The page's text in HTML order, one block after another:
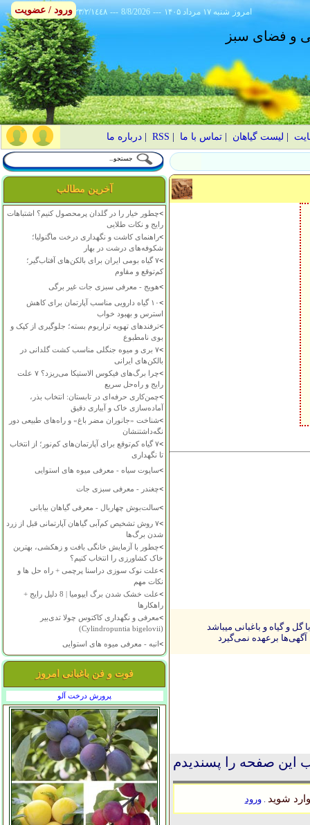
٢٣/٢/١٤٤٨ --- 8/8/2026 --- ۱۴۰۵ شنبه ۱۷ مرداد امروز
و فضای سبز
لیست گیاهان |تماس با ما RSS
|درباره ما
آخرین مطالب
>چطور خیار را در گلدان پرمحصول کنیم؟ اشتباهات
رایج و نکات طلایی
>راهنمای کاشت و نگهداری درخت ماگنولیا؛
شکوفه‌های درشت در بهار
>
۷ گیاه بومی ایران برای بالکن‌های آفتاب‌گیر؛
کم‌توقع و مقاوم
>هویج - معرفی سبزی جات غیر برگی
>
۱۰ گیاه دارویی مناسب آپارتمان برای کاهش
استرس و بهبود خواب
>ترفندهای تهویه تراریوم بسته؛ جلوگیری از کپک و
بوی نامطبوع
>
۷ بری و میوه جنگلی مناسب کشت گلدانی در
بالکن‌های ایرانی
>
چرا برگ‌های فیکوس الاستیکا می‌ریزد؟ ۷ علت
رایج و راه‌حل سریع
>چمن‌کاری حرفه‌ای در تابستان: انتخاب بذر،
آماده‌سازی خاک و آبیاری دقیق
>شناخت «جانوران مضر باغ» و راه‌های طبیعی دور
نگه‌داشتنشان
>
۷ گیاه کم‌توقع برای آپارتمان‌های کم‌نور؛ از انتخاب
تا نگهداری
>ساپوت سیاه - معرفی میوه های استوایی
>چغندر - معرفی سبزی جات
>سالت‌بوش چهاربال - معرفی گیاهان بیابانی
>
۷ روش تشخیص کم‌آبی گیاهان آپارتمانی قبل از زرد
شدن برگ‌ها
>چطور با آزمایش خانگی بافت و زهکشی، بهترین
خاک کشاورزی را انتخاب کنیم؟
>علت نوک سوزی دراسنا پرچمی + راه حل ها و
نکات مهم
>
علت خشک شدن برگ ایپومیا | 8 دلیل رایج +
راهکارها
>معرفی و نگهداری کاکتوس چولا تدی‌بیر
(Cylindropuntia bigelovii)
>انبه - معرفی میوه های استوایی
فوت و فن باغبانی امروز
پرورش درخت آلو
و گیاه و باغبانی میباشد
آگهی‌ها برعهده نمی‌گیرد
این صفحه را پسندیدم
شوید .ورود
ورود / عضویت